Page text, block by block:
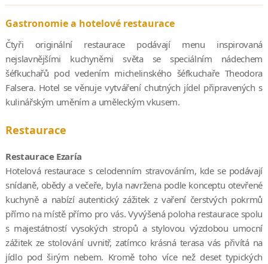
Gastronomie a hotelové restaurace
Čtyři originální restaurace podávají menu inspirovaná
nejslavnějšími kuchyněmi světa se speciálním nádechem
šéfkuchařů pod vedením michelinského šéfkuchaře Theodora
Falsera. Hotel se věnuje vytváření chutných jídel připravených s
kulinářským uměním a uměleckým vkusem.
Restaurace
Restaurace Ezaría
Hotelová restaurace s celodenním stravováním, kde se podávají
snídaně, obědy a večeře, byla navržena podle konceptu otevřené
kuchyně a nabízí autentický zážitek z vaření čerstvých pokrmů
přímo na místě přímo pro vás. Vyvýšená poloha restaurace spolu
s majestátností vysokých stropů a stylovou výzdobou umocní
zážitek ze stolování uvnitř, zatímco krásná terasa vás přivítá na
jídlo pod širým nebem. Kromě toho více než deset typických